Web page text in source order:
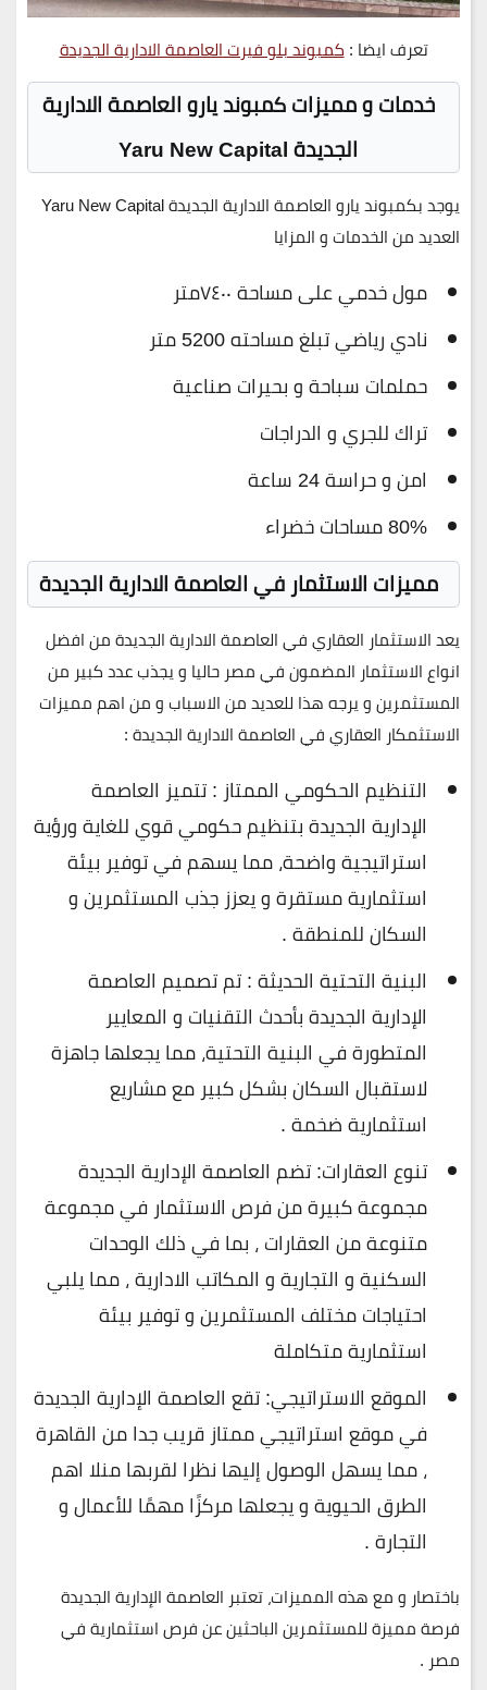
تعرف ايضا :كمبوند بلو فيرت العاصمة الادارية الجديدة
خدمات و مميزات كمبوند يارو العاصمة الادارية
الجديدة Yaru New Capital
يوجد بكمبوند يارو العاصمة الادارية الجديدة Yaru New Capital
العديد من الخدمات و المزايا
مول خدمي على مساحة ٧٤٠٠متر
نادي رياضي تبلغ مساحته 5200 متر
حملمات سباحة و بحيرات صناعية
تراك للجري و الدراجات
امن و حراسة 24 ساعة
80% مساحات خضراء
مميزات الاستثمار في العاصمة الادارية الجديدة
يعد الاستثمار العقاري في العاصمة الادارية الجديدة من افضل
انواع الاستثمار المضمون في مصر حاليا و يجذب عدد كبير من
المستثمرين و يرجه هذا للعديد من الاسباب و من اهم مميزات
الاستثمكار العقاري في العاصمة الادارية الجديدة :
التنظيم الحكومي الممتاز : تتميز العاصمة
الإدارية الجديدة بتنظيم حكومي قوي للغاية ورؤية
استراتيجية واضحة، مما يسهم في توفير بيئة
استثمارية مستقرة و يعزز جذب المستثمرين و
السكان للمنطقة .
البنية التحتية الحديثة : تم تصميم العاصمة
الإدارية الجديدة بأحدث التقنيات و المعايير
المتطورة في البنية التحتية، مما يجعلها جاهزة
لاستقبال السكان بشكل كبير مع مشاريع
استثمارية ضخمة .
تنوع العقارات: تضم العاصمة الإدارية الجديدة
مجموعة كبيرة من فرص الاستثمار في مجموعة
متنوعة من العقارات ، بما في ذلك الوحدات
السكنية و التجارية و المكاتب الادارية ، مما يلبي
احتياجات مختلف المستثمرين و توفير بيئة
استثمارية متكاملة
الموقع الاستراتيجي: تقع العاصمة الإدارية الجديدة
في موقع استراتيجي ممتاز قريب جدا من القاهرة
، مما يسهل الوصول إليها نظرا لقربها منلا اهم
الطرق الحيوية و يجعلها مركزًا مهمًا للأعمال و
التجارة .
باختصار و مع هذه المميزات، تعتبر العاصمة الإدارية الجديدة
فرصة مميزة للمستثمرين الباحثين عن فرص استثمارية في
مصر .